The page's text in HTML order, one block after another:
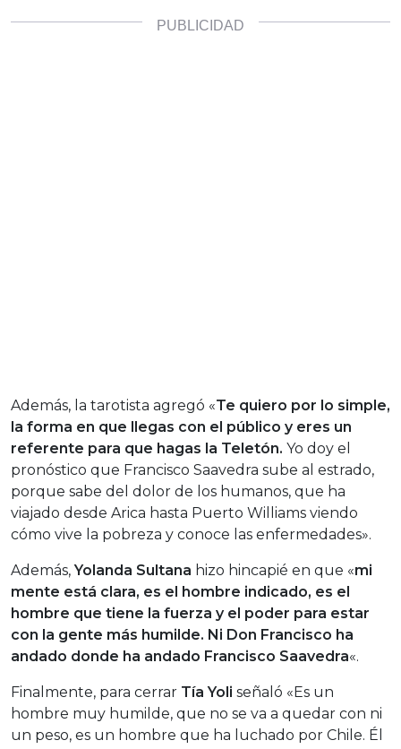
Además, la tarotista agregó «Te quiero por lo simple,
la forma en que llegas con el público y eres un
referente para que hagas la Teletón. Yo doy el
pronóstico que Francisco Saavedra sube al estrado,
porque sabe del dolor de los humanos, que ha
viajado desde Arica hasta Puerto Williams viendo
cómo vive la pobreza y conoce las enfermedades».
Además,Yolanda Sultana hizo hincapié en que «mi
mente está clara, es el hombre indicado, es el
hombre que tiene la fuerza y el poder para estar
con la gente más humilde. Ni Don Francisco ha
andado donde ha andado Francisco Saavedra«.
Finalmente, para cerrar Tía Yoli señaló «Es un
hombre muy humilde, que no se va a quedar con ni
un peso, es un hombre que ha luchado por Chile. Él